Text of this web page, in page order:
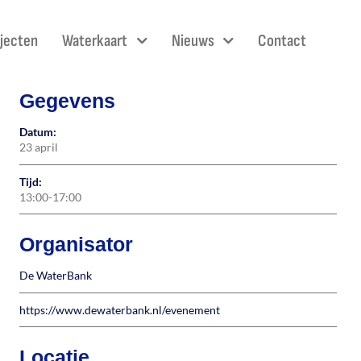
Waterkaart Nieuws Contact
Gegevens
Datum:
23 april
Tijd:
13:00-17:00
Organisator
De WaterBank
https://www.dewaterbank.nl/evenement